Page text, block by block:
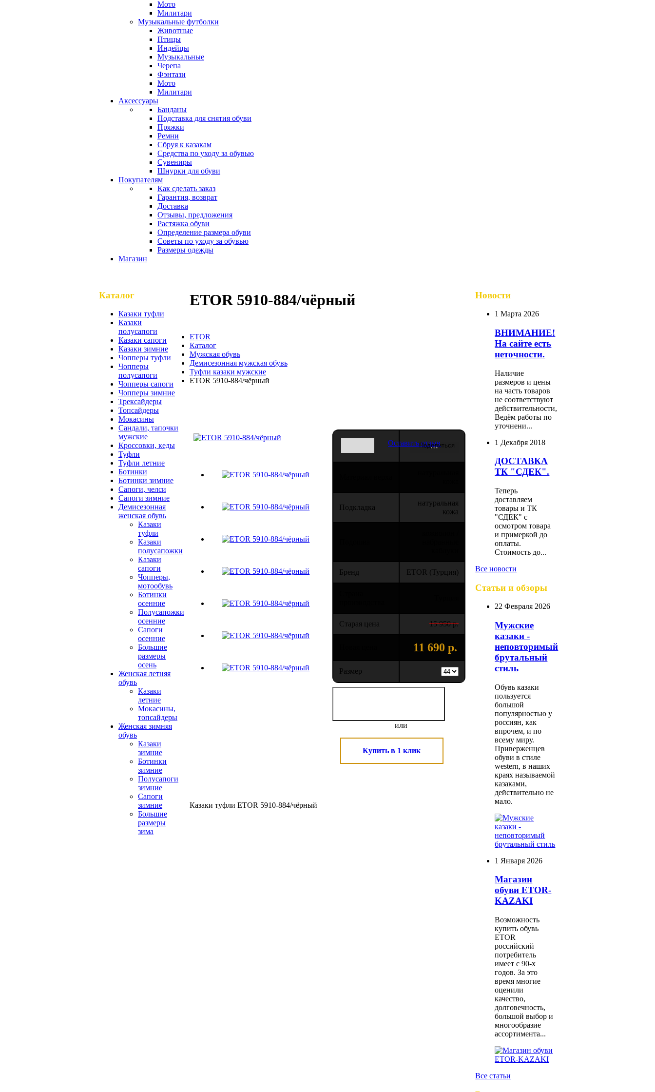
Мото
Милитари
Музыкальные футболки
Животные
Птицы
Индейцы
Музыкальные
Черепа
Фэнтази
Мото
Милитари
Аксессуары
Банданы
Подставка для снятия обуви
Пряжки
Ремни
Сбруя к казакам
Средства по уходу за обувью
Сувениры
Шнурки для обуви
Покупателям
Как сделать заказ
Гарантия, возврат
Доставка
Отзывы, предложения
Растяжка обуви
Определение размера обуви
Советы по уходу за обувью
Размеры одежды
Магазин
Каталог
Казаки туфли
Казаки
полусапоги
Казаки сапоги
Казаки зимние
Чопперы туфли
Чопперы
полусапоги
Чопперы сапоги
Чопперы зимние
Трексайдеры
Топсайдеры
Мокасины
Сандали, тапочки
мужские
Кроссовки, кеды
Туфли
Туфли летние
Ботинки
Ботинки зимние
Сапоги, челси
Сапоги зимние
Демисезонная
женская обувь
Казаки
туфли
Казаки
полусапожки
Казаки
сапоги
Чопперы,
мотообувь
Ботинки
осенние
Полусапожки
осенние
Сапоги
осенние
Большие
размеры
осень
Женская летняя
обувь
Казаки
летние
Мокасины,
топсайдеры
Женская зимняя
обувь
Казаки
зимние
Ботинки
зимние
Полусапоги
зимние
Сапоги
зимние
Большие
размеры
зима
ETOR 5910-884/чёрный
ETOR
Каталог
Мужская обувь
Демисезонная мужская обувь
Туфли казаки мужские
ETOR 5910-884/чёрный
Оставить отзыв
Подкладка
натуральная
кожа
Бренд ETOR (Турция)
Старая цена 15 950 р.
11 690 р.
Размер
или
Купить в 1 клик
Казаки туфли ETOR 5910-884/чёрный
Новости
1 Марта 2026
ВНИМАНИЕ!
На сайте есть
неточности.
Наличие
размеров и цены
на часть товаров
не соответствуют
действительности,
Ведём работы по
уточнени...
1 Декабря 2018
ДОСТАВКА
ТК "СДЕК".
Теперь
доставляем
товары и ТК
"СДЕК" с
осмотром товара
и примеркой до
оплаты.
Стоимость до...
Все новости
Статьи и обзоры
22 Февраля 2026
Мужские
казаки -
неповторимый
брутальный
стиль
Обувь казаки
пользуется
большой
популярностью у
россиян, как
впрочем, и по
всему миру.
Приверженцев
обуви в стиле
western, в наших
краях называемой
казаками,
действительно не
мало.
1 Января 2026
Магазин
обуви ETOR-
KAZAKI
Возможность
купить обувь
ETOR
российский
потребитель
имеет с 90-х
годов. За это
время многие
оценили
качество,
долговечность,
большой выбор и
многообразие
ассортимента...
Все статьи